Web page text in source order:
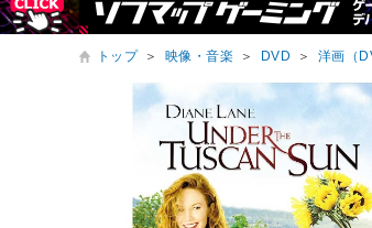
トップ ＞ 映像・音楽 ＞ DVD ＞ 洋画（